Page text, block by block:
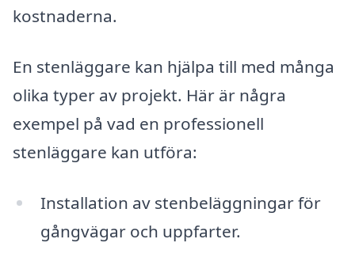
kostnaderna.
En stenläggare kan hjälpa till med många
olika typer av projekt. Här är några
exempel på vad en professionell
stenläggare kan utföra:
Installation av stenbeläggningar för
gångvägar och uppfarter.